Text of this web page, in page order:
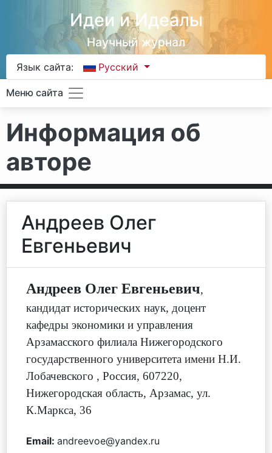
Идеи и Идеалы
Научный журнал
Язык сайта: Русский
Меню сайта
Информация об
авторе
Андреев Олег
Евгеньевич
Андреев Олег Евгеньевич,
кандидат исторических наук, доцент
кафедры экономики и управления
Арзамасского филиала Нижегородского
государственного университета имени Н.И.
Лобачевского , Россия, 607220,
Нижегородская область, Арзамас, ул.
К.Маркса, 36
Email: andreevoe@yandex.ru